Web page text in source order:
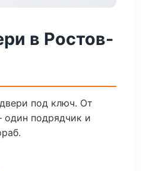
в Ростов-
под ключ. От
подрядчик и